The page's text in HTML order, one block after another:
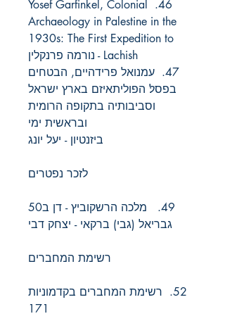
46. Yosef Garfinkel, Colonial
Archaeology in Palestine in the
1930s: The First Expedition to
Lachish - נורמה פרנקלין
47. עמנואל פרידהיים, הבטחים
בפסל׃ הפוליתאיזם בארץ ישראל
וסביבותיה בתקופה הרומית
ובראשית ימי
ביזנטיון - יעל יונג
לזכר נפטרים
49. מלכה הרשקוביץ - דן ב50
גבריאל (גבי) ברקאי - יצחק דבי
רשימת המחברים
52. רשימת המחברים בקדמוניות
171